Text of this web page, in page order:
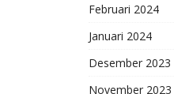
Februari 2024
Januari 2024
Desember 2023
November 2023